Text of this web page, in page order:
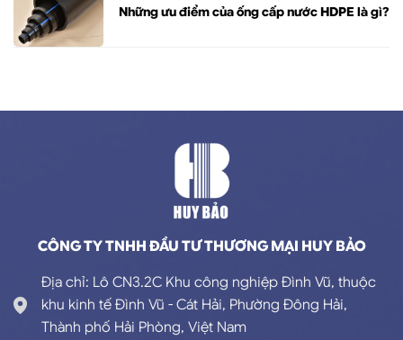
Những ưu điểm của ống cấp nước HDPE là gì?
CÔNG TY TNHH ĐẦU TƯ THƯƠNG MẠI HUY BẢO
Địa chỉ: Lô CN3.2C Khu công nghiệp Đình Vũ, thuộc
khu kinh tế Đình Vũ - Cát Hải, Phường Đông Hải,
Thành phố Hải Phòng, Việt Nam